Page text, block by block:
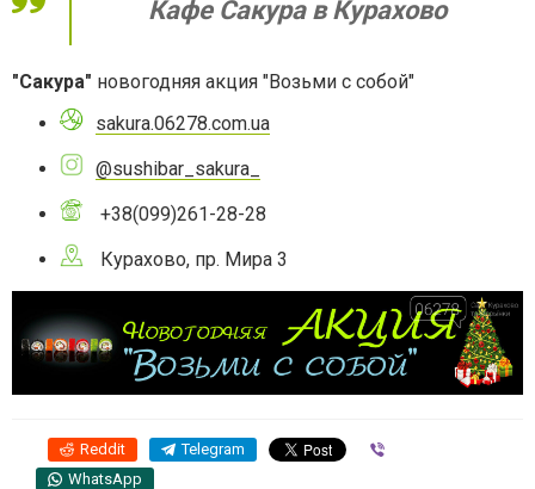
Кафе Сакура в Курахово
"Сакура" новогодняя акция "Возьми с собой"
sakura.06278.com.ua
@sushibar_sakura_
+38(099)261-28-28
Курахово, пр. Мира 3
Reddit Telegram
WhatsApp